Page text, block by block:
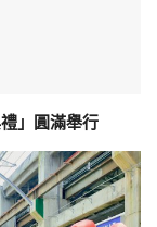
」圓滿舉行